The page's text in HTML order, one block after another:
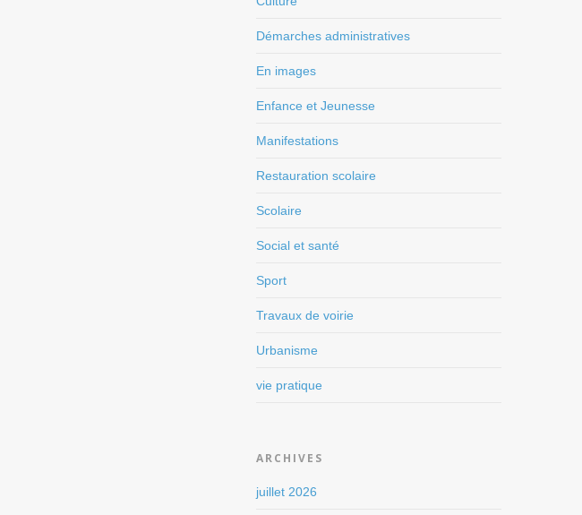
Démarches administratives
En images
Enfance et Jeunesse
Manifestations
Restauration scolaire
Scolaire
Social et santé
Sport
Travaux de voirie
Urbanisme
vie pratique
ARCHIVES
juillet 2026